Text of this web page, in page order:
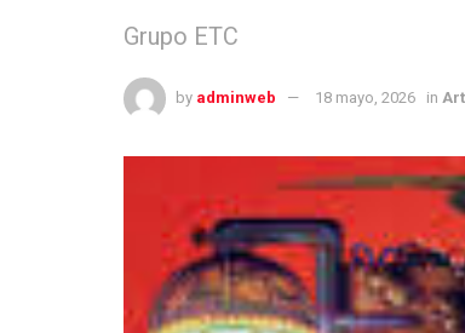
Grupo ETC
by adminweb 18 mayo, 2026 in